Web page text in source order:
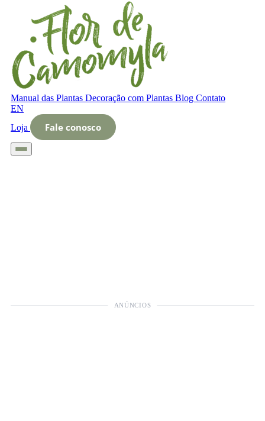
Manual das Plantas Decoração com Plantas Blog Contato
EN
Loja
Fale conosco
ANÚNCIOS